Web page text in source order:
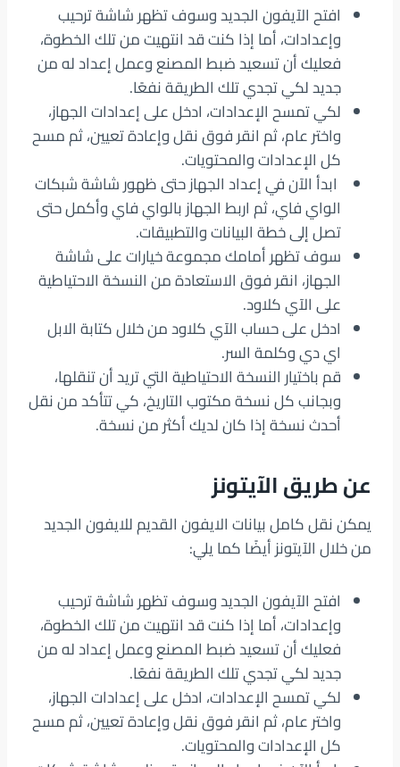
افتح الآيفون الجديد وسوف تظهر شاشة ترحيب
وإعدادات، أما إذا كنت قد انتهيت من تلك الخطوة،
فعليك أن تسعيد ضبط المصنع وعمل إعداد له من
جديد لكي تجدي تلك الطريقة نفعًا.
لكي تمسح الإعدادات، ادخل على إعدادات الجهاز،
واختر عام، ثم انقر فوق نقل وإعادة تعيين، ثم مسح
كل الإعدادات والمحتويات.
ابدأ الآن في إعداد الجهاز حتى ظهور شاشة شبكات
الواي فاي، ثم اربط الجهاز بالواي فاي وأكمل حتى
تصل إلى خطة البيانات والتطبيقات.
سوف تظهر أمامك مجموعة خيارات على شاشة
الجهاز، انقر فوق الاستعادة من النسخة الاحتياطية
على الآي كلاود.
ادخل على حساب الآي كلاود من خلال كتابة الابل
اي دي وكلمة السر.
قم باختيار النسخة الاحتياطية التي تريد أن تنقلها،
وبجانب كل نسخة مكتوب التاريخ، كي تتأكد من نقل
أحدث نسخة إذا كان لديك أكثر من نسخة.
عن طريق الآيتونز
يمكن نقل كامل بيانات الايفون القديم للايفون الجديد
من خلال الآيتونز أيضًا كما يلي:
افتح الآيفون الجديد وسوف تظهر شاشة ترحيب
وإعدادات، أما إذا كنت قد انتهيت من تلك الخطوة،
فعليك أن تسعيد ضبط المصنع وعمل إعداد له من
جديد لكي تجدي تلك الطريقة نفعًا.
لكي تمسح الإعدادات، ادخل على إعدادات الجهاز،
واختر عام، ثم انقر فوق نقل وإعادة تعيين، ثم مسح
كل الإعدادات والمحتويات.